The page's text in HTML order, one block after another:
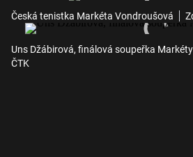
Česká tenistka Markéta Vondroušová
Uns Džábirová, finálová soupeřka
ČTK